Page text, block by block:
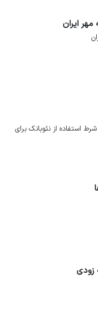
استفاده از نئوبانک برای